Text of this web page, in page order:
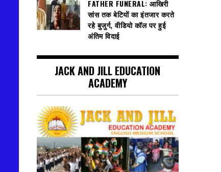
FATHER FUNERAL: आखिरी
सांस तक बेटियों का इंतजार करते
रहे बुजुर्ग, वीडियो कॉल पर हुई
अंतिम विदाई
JACK AND JILL EDUCATION
ACADEMY